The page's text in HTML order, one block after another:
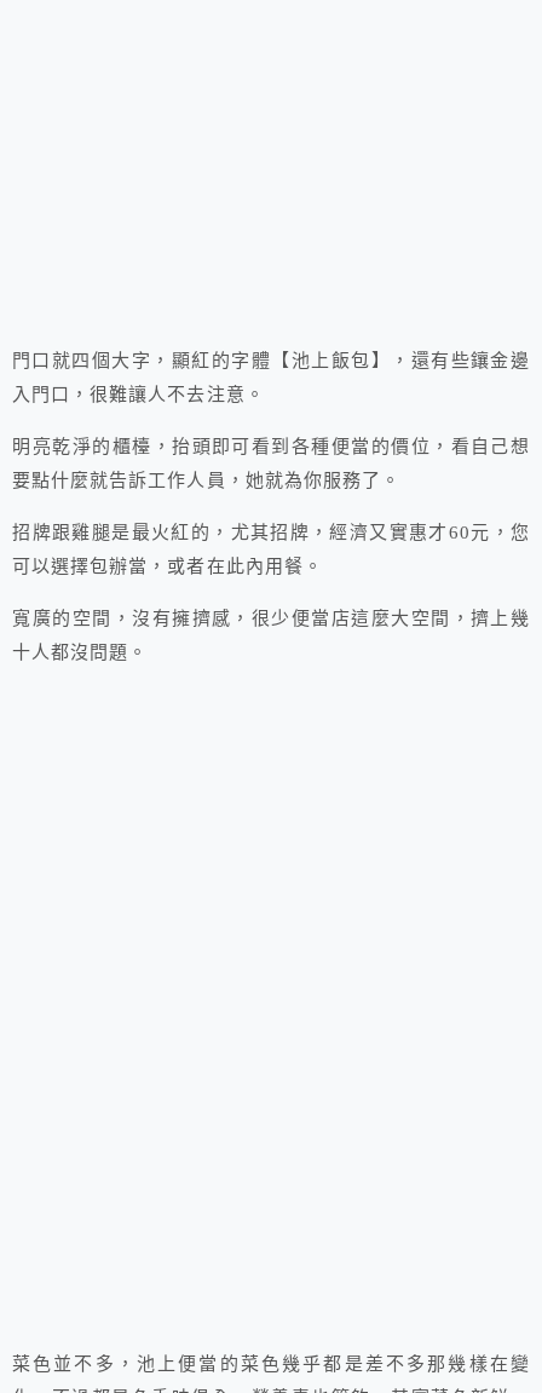
門口就四個大字，顯紅的字體【池上飯包】，還有些鑲金邊
入門口，很難讓人不去注意。
明亮乾淨的櫃檯，抬頭即可看到各種便當的價位，看自己想
要點什麼就告訴工作人員，她就為你服務了。
招牌跟雞腿是最火紅的，尤其招牌，經濟又實惠才60元，您
可以選擇包辦當，或者在此內用餐。
寬廣的空間，沒有擁擠感，很少便當店這麼大空間，擠上幾
十人都沒問題。
菜色並不多，池上便當的菜色幾乎都是差不多那幾樣在變